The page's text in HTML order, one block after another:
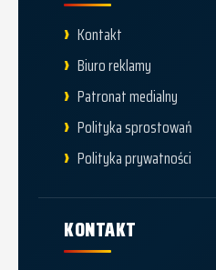
Kontakt
Biuro reklamy
Patronat medialny
Polityka sprostowań
Polityka prywatności
KONTAKT